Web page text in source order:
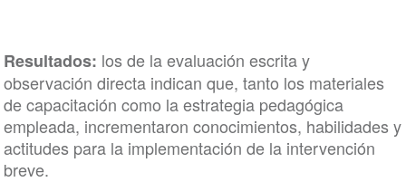
Resultados: los de la evaluación escrita y
observación directa indican que, tanto los materiales
de capacitación como la estrategia pedagógica
empleada, incrementaron conocimientos, habilidades y
actitudes para la implementación de la intervención
breve.